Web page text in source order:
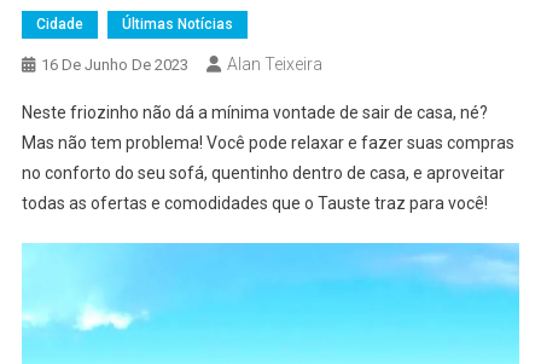
Cidade Últimas Notícias
16 De Junho De 2023 Alan Teixeira
Neste friozinho não dá a mínima vontade de sair de casa, né?
Mas não tem problema! Você pode relaxar e fazer suas compras
no conforto do seu sofá, quentinho dentro de casa, e aproveitar
todas as ofertas e comodidades que o Tauste traz para você!